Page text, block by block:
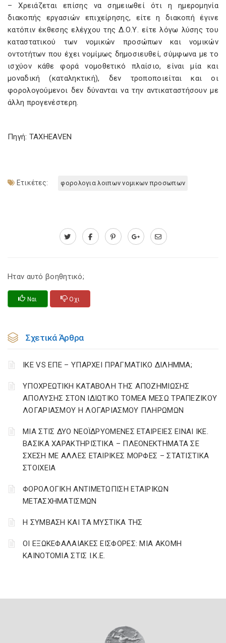
– Χρειάζεται επίσης να σημειωθεί ότι η ημερομηνία
διακοπής εργασιών επιχείρησης, είτε η διακοπή έγινε
κατόπιν έκθεσης ελέγχου της Δ.Ο.Υ. είτε λόγω λύσης του
καταστατικού των νομικών προσώπων και νομικών
οντοτήτων που έχει νομίμως δημοσιευθεί, σύμφωνα με το
ισχύον κάθε φορά νομοθετικό πλαίσιο, είναι μία και
μοναδική (καταληκτική), δεν τροποποιείται και οι
φορολογούμενοι δεν δύνανται να την αντικαταστήσουν με
άλλη προγενέστερη.
Πηγή: TAXHEAVEN
Ετικέτες: φορολογια λοιπων νομικων προσωπων
Ηταν αυτό βοηθητικό;
Ναι Οχι
Σχετικά Άρθρα
ΙΚΕ VS ΕΠΕ – ΥΠΑΡΧΕΙ ΠΡΑΓΜΑΤΙΚΟ ΔΙΛΗΜΜΑ;
YΠΟΧΡΕΩΤΙΚΗ ΚΑΤΑΒΟΛΗ ΤΗΣ ΑΠΟΖΗΜΙΩΣΗΣ
ΑΠΟΛΥΣΗΣ ΣΤΟΝ ΙΔΙΩΤΙΚΟ ΤΟΜΕΑ ΜΕΣΩ ΤΡΑΠΕΖΙΚΟΥ
ΛΟΓΑΡΙΑΣΜΟΥ Η ΛΟΓΑΡΙΑΣΜΟΥ ΠΛΗΡΩΜΩΝ
ΜΙΑ ΣΤΙΣ ΔΥΟ ΝΕΟΪΔΡΥΟΜΕΝΕΣ ΕΤΑΙΡΕΙΕΣ ΕΙΝΑΙ ΙΚΕ.
ΒΑΣΙΚΑ ΧΑΡΑΚΤΗΡΙΣΤΙΚΑ – ΠΛΕΟΝΕΚΤΗΜΑΤΑ ΣΕ
ΣΧΕΣΗ ΜΕ ΑΛΛΕΣ ΕΤΑΙΡΙΚΕΣ ΜΟΡΦΕΣ – ΣΤΑΤΙΣΤΙΚΑ
ΣΤΟΙΧΕΙΑ
ΦΟΡΟΛΟΓΙΚΗ ΑΝΤΙΜΕΤΩΠΙΣΗ ΕΤΑΙΡΙΚΩΝ
ΜΕΤΑΣΧΗΜΑΤΙΣΜΩΝ
Η ΣΥΜΒΑΣΗ ΚΑΙ ΤΑ ΜΥΣΤΙΚΑ ΤΗΣ
ΟΙ ΕΞΩΚΕΦΑΛΑΙΑΚΕΣ ΕΙΣΦΟΡΕΣ: ΜΙΑ ΑΚΟΜΗ
ΚΑΙΝΟΤΟΜΙΑ ΣΤΙΣ Ι.Κ.Ε.